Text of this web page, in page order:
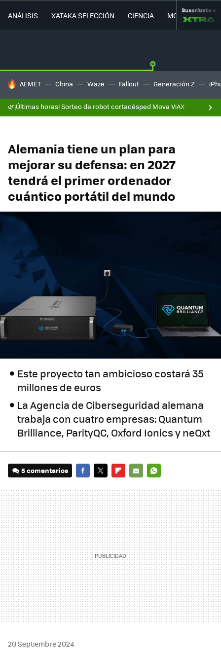
ANÁLISIS XATAKA SELECCIÓN CIENCIA MOVILIDAD
Suscríbete a
HOY SE HABLA DE
AEMET China Waze Fallout Generación Z
🌿¡Últimas horas! Sorteo de robot cortacésped Mova ViAX
Alemania tiene un plan para
mejorar su defensa: en 2027
tendrá el primer ordenador
cuántico portátil del mundo
Este proyecto tan ambicioso costará 35
millones de euros
La Agencia de Ciberseguridad alemana
trabaja con cuatro empresas: Quantum
Brilliance, ParityQC, Oxford Ionics y neQxt
5 comentarios
MAIL
20 Septiembre 2024